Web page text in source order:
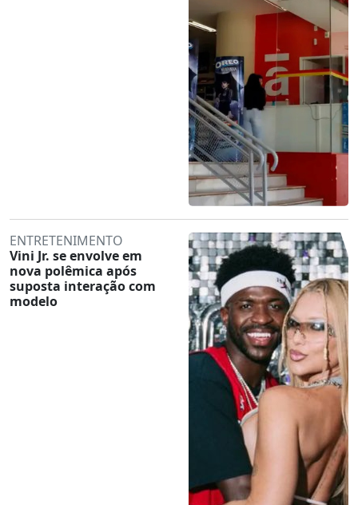
ENTRETENIMENTO
Vini Jr. se envolve em
nova polêmica após
suposta interação com
modelo